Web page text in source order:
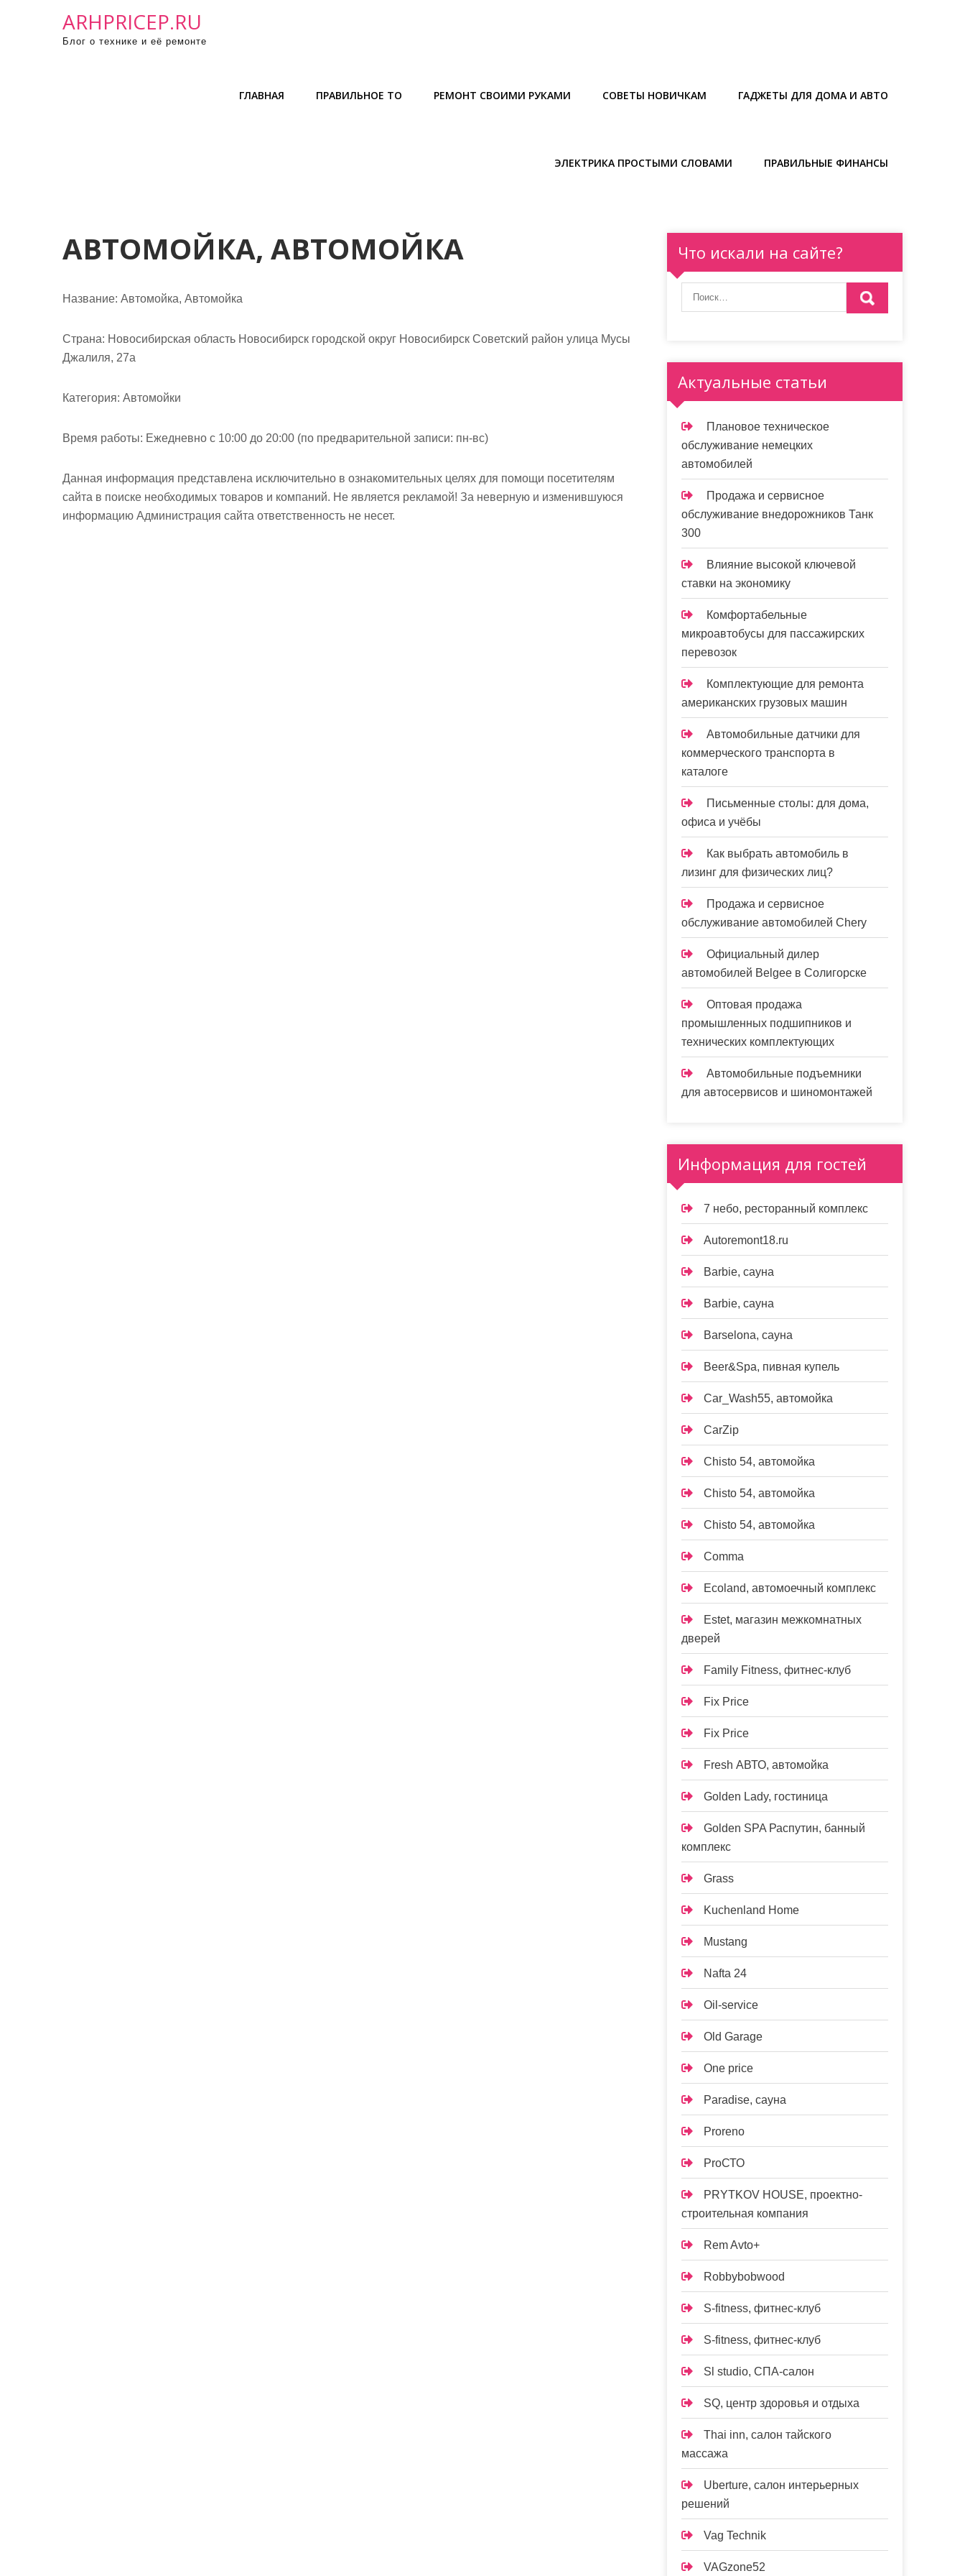
ARHPRICEP.RU
Блог о технике и её ремонте
ГЛАВНАЯ ПРАВИЛЬНОЕ ТО РЕМОНТ СВОИМИ РУКАМИ СОВЕТЫ НОВИЧКАМ ГАДЖЕТЫ ДЛЯ ДОМА И АВТО
ЭЛЕКТРИКА ПРОСТЫМИ СЛОВАМИ ПРАВИЛЬНЫЕ ФИНАНСЫ
АВТОМОЙКА, АВТОМОЙКА
Название: Автомойка, Автомойка
Страна: Новосибирская область Новосибирск городской округ Новосибирск Советский район улица Мусы
Джалиля, 27а
Категория: Автомойки
Время работы: Ежедневно с 10:00 до 20:00 (по предварительной записи: пн-вс)
Данная информация представлена исключительно в ознакомительных целях для помощи посетителям
сайта в поиске необходимых товаров и компаний. Не является рекламой! За неверную и изменившуюся
информацию Администрация сайта ответственность не несет.
Что искали на сайте?
Актуальные статьи
Плановое техническое
обслуживание немецких
автомобилей
Продажа и сервисное
обслуживание внедорожников Танк
300
Влияние высокой ключевой
ставки на экономику
Комфортабельные
микроавтобусы для пассажирских
перевозок
Комплектующие для ремонта
американских грузовых машин
Автомобильные датчики для
коммерческого транспорта в
каталоге
Письменные столы: для дома,
офиса и учёбы
Как выбрать автомобиль в
лизинг для физических лиц?
Продажа и сервисное
обслуживание автомобилей Chery
Официальный дилер
автомобилей Belgee в Солигорске
Оптовая продажа
промышленных подшипников и
технических комплектующих
Автомобильные подъемники
для автосервисов и шиномонтажей
Информация для гостей
7 небо, ресторанный комплекс
Autoremont18.ru
Barbie, сауна
Barbie, сауна
Barselona, сауна
Beer&Spa, пивная купель
Car_Wash55, автомойка
CarZip
Chisto 54, автомойка
Chisto 54, автомойка
Chisto 54, автомойка
Comma
Ecoland, автомоечный комплекс
Estet, магазин межкомнатных
дверей
Family Fitness, фитнес-клуб
Fix Price
Fix Price
Fresh АВТО, автомойка
Golden Lady, гостиница
Golden SPA Распутин, банный
комплекс
Grass
Kuchenland Home
Mustang
Nafta 24
Oil-service
Old Garage
One price
Paradise, сауна
Proreno
ProСТО
PRYTKOV HOUSE, проектно-
строительная компания
Rem Avto+
Robbybobwood
S-fitness, фитнес-клуб
S-fitness, фитнес-клуб
Sl studio, СПА-салон
SQ, центр здоровья и отдыха
Thai inn, салон тайского
массажа
Uberture, салон интерьерных
решений
Vag Technik
VAGzone52